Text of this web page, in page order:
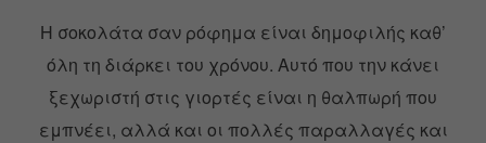
Η σοκολάτα σαν ρόφημα είναι δημοφιλής καθ’
όλη τη διάρκει του χρόνου. Αυτό που την κάνει
ξεχωριστή στις γιορτές είναι η θαλπωρή που
εμπνέει, αλλά και οι πολλές παραλλαγές και